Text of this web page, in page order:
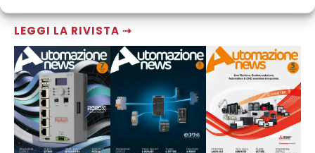
LEGGI LA RIVISTA ⇢